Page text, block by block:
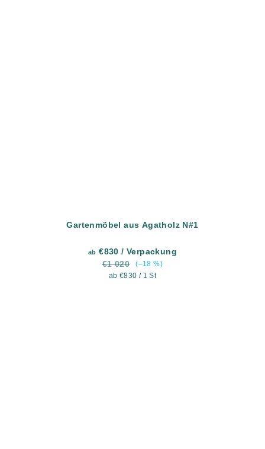
Gartenmöbel aus Agatholz N#1
ab €830/ Verpackung
€1 020
(–18 %)
Verkaufspreis:
ab €830 / 1 St